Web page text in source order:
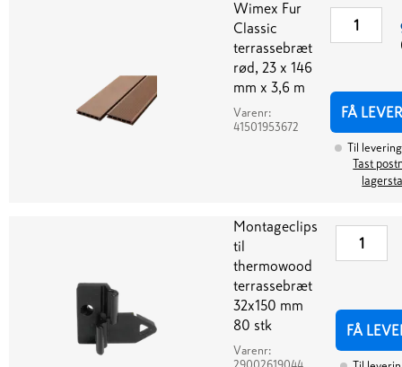
Wimex Fur
Classic
terrassebræt
rød, 23 x 146
mm x 3,6 m
Varenr:
41501953672
FÅ
Til levering
Tast
Montageclips
til
thermowood
terrassebræt
32x150 mm
80 stk
Varenr:
FÅ